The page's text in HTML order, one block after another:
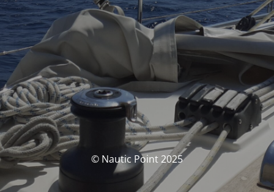
© Nautic Point 2025